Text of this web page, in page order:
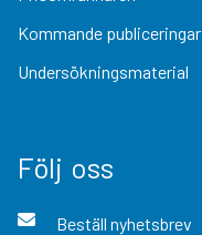
Kommande publiceringar
Undersökningsmaterial
Följ oss
Beställ nyhetsbrev